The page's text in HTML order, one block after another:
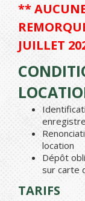
**
JUILLET
location
Dépôt
sur carte
TARIFS